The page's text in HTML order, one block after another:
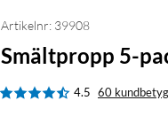
Artikelnr: 39908
Smältpropp 5-
4.5 60 kundbetyg